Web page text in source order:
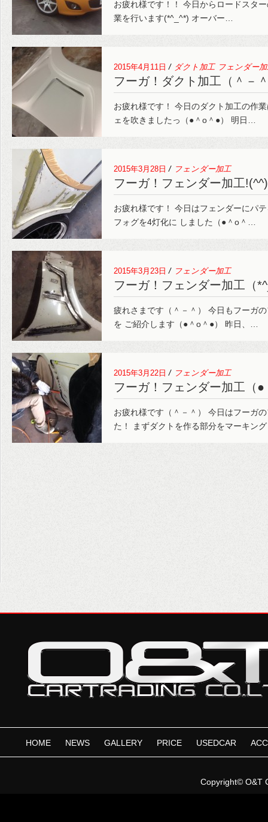
お疲れ様です！！ 今日からロードスタ
業を行います(*^_^*) オーバー…
2015年4月11日 / ダクト加工 フェンダー
フーガ！ダクト加工（＾－
お疲れ様です！ 今日のダクト加工の作
ェを吹きましたっ（●＾o＾●） 明日…
2015年3月28日 / フェンダー加工
フーガ！フェンダー加工
お疲れ様です！ 今日はフェンダーにパ
フォグを4灯化に しました（●＾o＾…
2015年3月23日 / フェンダー加工
フーガ！フェンダー加工（
疲れさまです（＾－＾） 今日もフーガ
を ご紹介します（●＾o＾●） 昨日、…
2015年3月22日 / フェンダー加工
フーガ！フェンダー加工（
お疲れ様です（＾－＾） 今日はフーガ
た！ まずダクトを作る部分をマーキン
HOME NEWS GALLERY PRICE USEDCAR
Copyright©O&T